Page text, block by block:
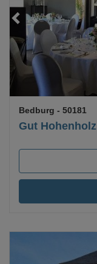
Gut Hohenholz
Bedburg - 50181